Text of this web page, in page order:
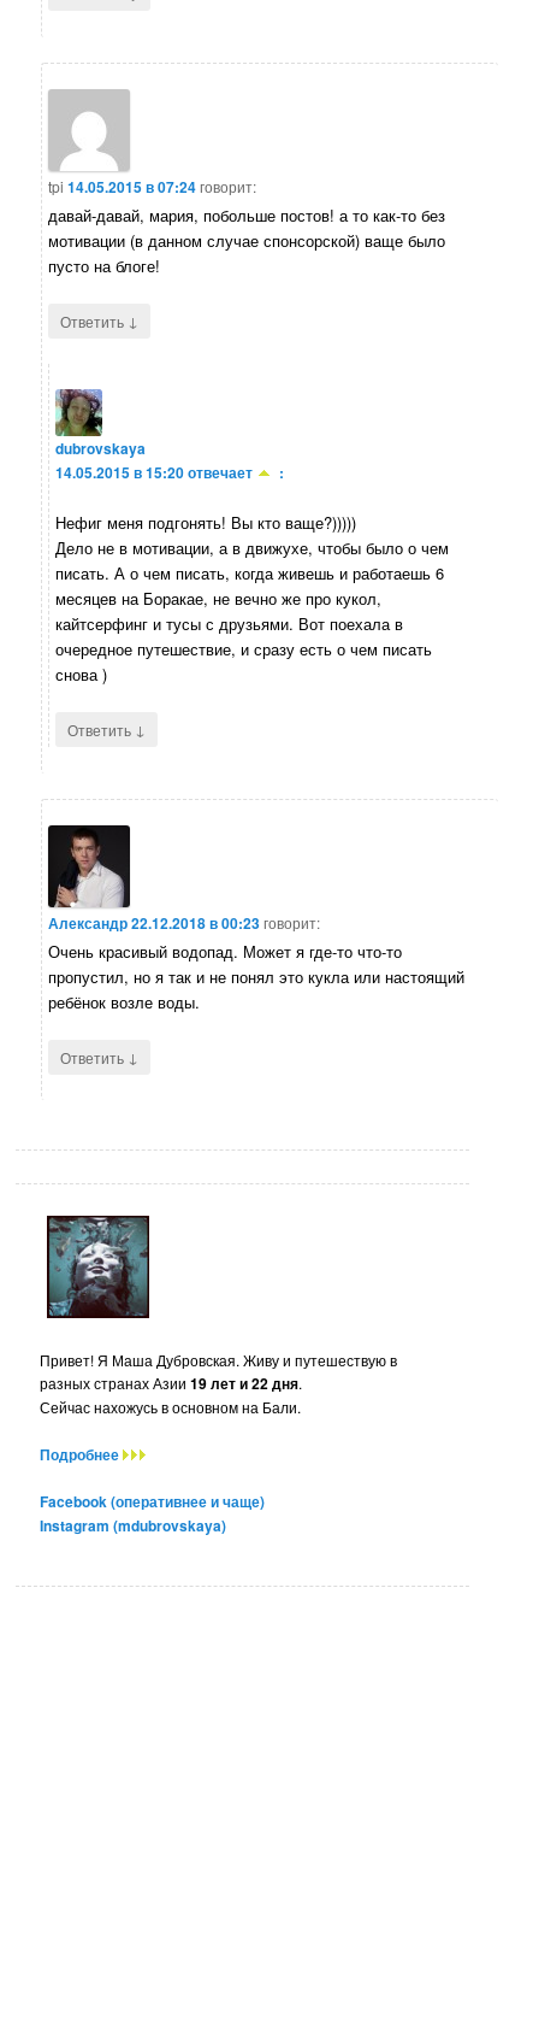
tpi 14.05.2015 в 07:24говорит:
давай-давай, мария, побольше постов! а то как-то без
мотивации (в данном случае спонсорской) ваще было
пусто на блоге!
Ответить ↓
dubrovskaya
14.05.2015 в 15:20отвечает :
Нефиг меня подгонять! Вы кто ваще?)))))
Дело не в мотивации, а в движухе, чтобы было о чем
писать. А о чем писать, когда живешь и работаешь 6
месяцев на Боракае, не вечно же про кукол,
кайтсерфинг и тусы с друзьями. Вот поехала в
очередное путешествие, и сразу есть о чем писать
снова )
Ответить ↓
Александр22.12.2018 в 00:23говорит:
Очень красивый водопад. Может я где-то что-то
пропустил, но я так и не понял это кукла или настоящий
ребёнок возле воды.
Ответить ↓
Привет! Я Маша Дубровская. Живу и путешествую в
разных странах Азии19 лет и 22 дня.
Сейчас нахожусь в основном на Бали.
Подробнее
Facebook (оперативнее и чаще)
Instagram (mdubrovskaya)